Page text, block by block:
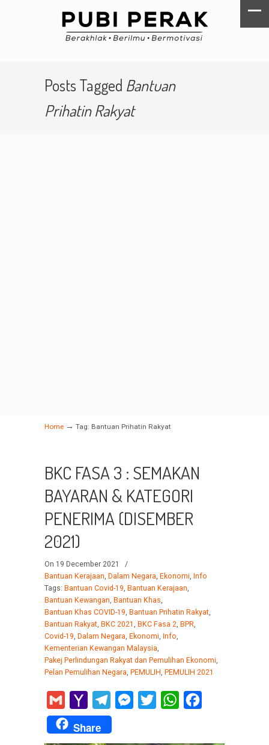
Posts Tagged Bantuan
Prihatin Rakyat
Home → Tag: Bantuan Prihatin Rakyat
BKC FASA 3 : SEMAKAN
BAYARAN & KATEGORI
PENERIMA (DISEMBER
2021)
On 19 December 2021
/
Bantuan Kerajaan, Dalam Negara, Ekonomi, Info
Tags: Bantuan Covid-19, Bantuan Kerajaan,
Bantuan Kewangan, Bantuan Khas,
Bantuan Khas COVID-19, Bantuan Prihatin Rakyat,
Bantuan Rakyat, BKC 2021 , BKC Fasa 2, BPR,
Covid-19, Dalam Negara, Ekonomi, Info,
Kementerian Kewangan Malaysia,
Pakej Perlindungan Rakyat dan Pemulihan Ekonomi,
Pelan Pemulihan Negara, PEMULIH, PEMULIH 2021
Gmail
Yahoo
Mail
TelegramMessenger
Twitter WhatsApp
Share